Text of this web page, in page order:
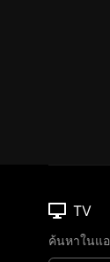
TV
ค้นหาในแ